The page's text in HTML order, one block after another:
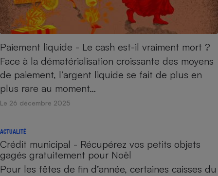
Paiement liquide - Le cash est-il vraiment mort ?
Face à la dématérialisation croissante des moyens
de paiement, l’argent liquide se fait de plus en
plus rare au moment…
Le 26 décembre 2025
ACTUALITÉ
Crédit municipal - Récupérez vos petits objets
gagés gratuitement pour Noël
Pour les fêtes de fin d’année, certaines caisses du